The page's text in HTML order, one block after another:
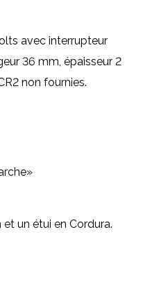
avec interrupteur
36 mm, épaisseur 2
non fournies.
et un étui en Cordura.